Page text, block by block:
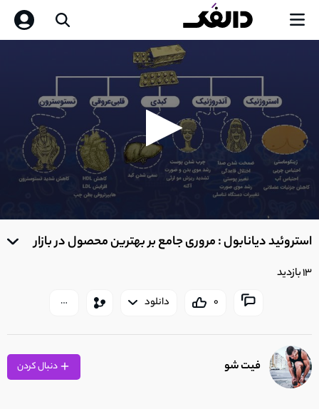
0
of استروئید دیانابول : مروری جامع بر بهترین محصول در بازار
13 بازدید
0 دانلود
فیت شو